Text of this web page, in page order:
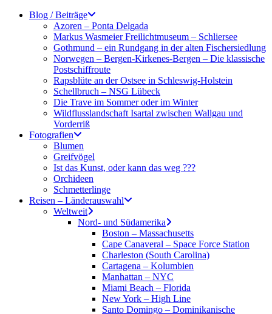
Zum
Blog / Beiträge
Azoren – Ponta Delgada
Markus Wasmeier Freilichtmuseum – Schliersee
Gothmund – ein Rundgang in der alten Fischersiedlung
Norwegen – Bergen-Kirkenes-Bergen – Die klassische
Postschiffroute
Rapsblüte an der Ostsee in Schleswig-Holstein
Schellbruch – NSG Lübeck
Die Trave im Sommer oder im Winter
Wildflusslandschaft Isartal zwischen Wallgau und
Vorderriß
Fotografien
Blumen
Greifvögel
Ist das Kunst, oder kann das weg ???
Orchideen
Schmetterlinge
Reisen – Länderauswahl
Weltweit
Nord- und Südamerika
Boston – Massachusetts
Cape Canaveral – Space Force Station
Charleston (South Carolina)
Cartagena – Kolumbien
Manhattan – NYC
Miami Beach – Florida
New York – High Line
Santo Domingo – Dominikanische